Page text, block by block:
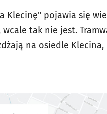
pojawia się
tak nie jest.
na osiedle Klecina,